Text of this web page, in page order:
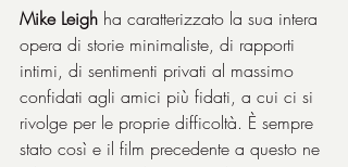
Mike Leigh ha caratterizzato la sua intera
opera di storie minimaliste, di rapporti
intimi, di sentimenti privati al massimo
confidati agli amici più fidati, a cui ci si
rivolge per le proprie difficoltà. È sempre
stato così e il film precedente a questo ne